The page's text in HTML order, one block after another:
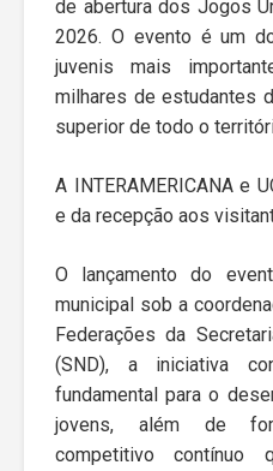
de abertura dos Jogos
2026. O evento é um
juvenis mais
milhares de estudantes
superior de todo o
A INTERAMERICANA e
e da recepção aos
O lançamento do
municipal sob a
Federações da
(SND), a iniciativa
fundamental para o
jovens, além de
competitivo contínuo